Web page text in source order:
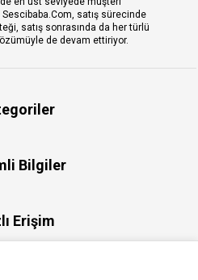
satış sürecinde
satış sonrasında da her türlü
de devam ettiriyor.
Bilgiler
Erişim